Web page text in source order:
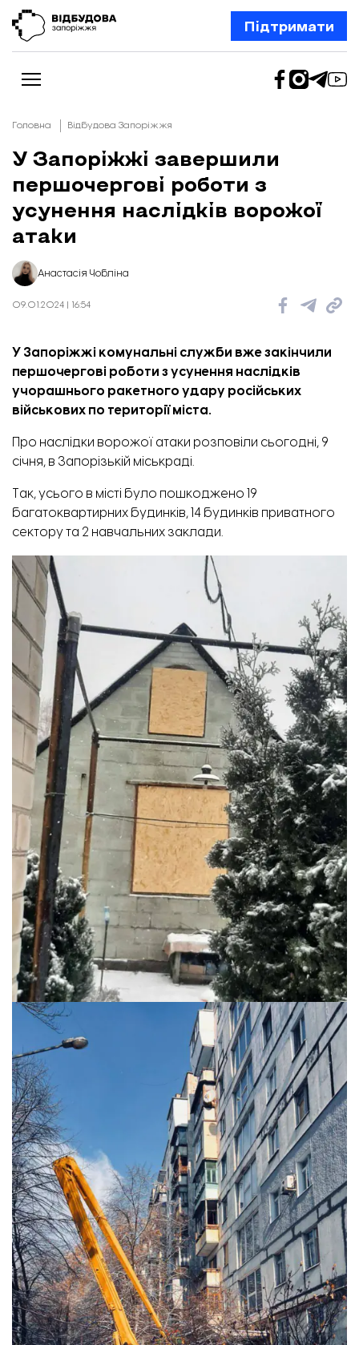
Підтримати
Новини
Відбудова Запоріжжя
Ексклюзив
Бізнес
Шлях додому
Колонки
Про нас
Редакційна політика
Головна Відбудова Запоріжжя
У Запоріжжі завершили
першочергові роботи з
усунення наслідків ворожої
атаки
Анастасія Чобліна
09.01.2024 | 16:54
У Запоріжжі комунальні служби вже закінчили
першочергові роботи з усунення наслідків
учорашнього ракетного удару російських
військових по території міста.
Про наслідки ворожої атаки розповіли сьогодні, 9
січня, в Запорізькій міськраді.
Так, усього в місті було пошкоджено 19
багатоквартирних будинків, 14 будинків приватного
сектору та 2 навчальних заклади.